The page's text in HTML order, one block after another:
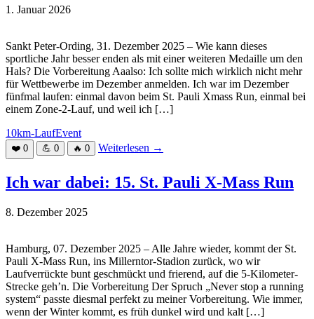
1. Januar 2026
Sankt Peter-Ording, 31. Dezember 2025 – Wie kann dieses
sportliche Jahr besser enden als mit einer weiteren Medaille um den
Hals? Die Vorbereitung Aaalso: Ich sollte mich wirklich nicht mehr
für Wettbewerbe im Dezember anmelden. Ich war im Dezember
fünfmal laufen: einmal davon beim St. Pauli Xmass Run, einmal bei
einem Zone-2-Lauf, und weil ich […]
10km-LaufEvent
❤️ 0 💪 0 🔥 0 Weiterlesen →
Ich war dabei: 15. St. Pauli X-Mass Run
8. Dezember 2025
Hamburg, 07. Dezember 2025 – Alle Jahre wieder, kommt der St.
Pauli X-Mass Run, ins Millerntor-Stadion zurück, wo wir
Laufverrückte bunt geschmückt und frierend, auf die 5-Kilometer-
Strecke geh’n. Die Vorbereitung Der Spruch „Never stop a running
system“ passte diesmal perfekt zu meiner Vorbereitung. Wie immer,
wenn der Winter kommt, es früh dunkel wird und kalt […]